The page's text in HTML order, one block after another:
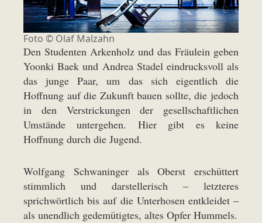
Foto © Olaf Malzahn
Den Studenten Arkenholz und das Fräulein geben
Yoonki Baek und Andrea Stadel eindrucksvoll als
das junge Paar, um das sich eigentlich die
Hoffnung auf die Zukunft bauen sollte, die jedoch
in den Verstrickungen der gesellschaftlichen
Umstände untergehen. Hier gibt es keine
Hoffnung durch die Jugend.
Wolfgang Schwaninger als Oberst erschüttert
stimmlich und darstellerisch – letzteres
sprichwörtlich bis auf die Unterhosen entkleidet –
als unendlich gedemütigtes, altes Opfer Hummels.